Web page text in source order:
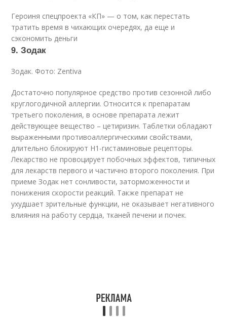
Героиня спецпроекта «КП» — о том, как перестать
тратить время в чихающих очередях, да еще и
сэкономить деньги
9. Зодак
Зодак. Фото: Zentiva
Достаточно популярное средство против сезонной либо
круглогодичной аллергии. Относится к препаратам
третьего поколения, в основе препарата лежит
действующее вещество – цетиризин. Таблетки обладают
выраженными противоаллергическими свойствами,
длительно блокируют Н1-гистаминовые рецепторы.
Лекарство не провоцирует побочных эффектов, типичных
для лекарств первого и частично второго поколения. При
приеме Зодак нет сонливости, заторможенности и
понижения скорости реакций. Также препарат не
ухудшает зрительные функции, не оказывает негативного
влияния на работу сердца, тканей печени и почек.